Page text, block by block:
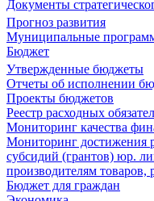
Документы
Прогноз развития
Муниципальные
Бюджет
Утвержденные бюджеты
Отчеты об исполнении
Проекты бюджетов
Реестр расходных
Мониторинг качества
Мониторинг достижения
субсидий (грантов) юр.
производителям товаров,
Бюджет для граждан